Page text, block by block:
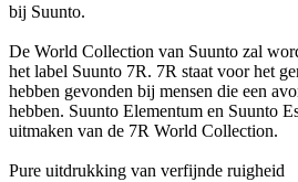
bij Suunto.
De World Collection van Suunto zal
het label Suunto 7R. 7R staat voor het
hebben gevonden bij mensen die een
hebben. Suunto Elementum en Suunto
uitmaken van de 7R World Collection.
Pure uitdrukking van verfijnde ruigheid